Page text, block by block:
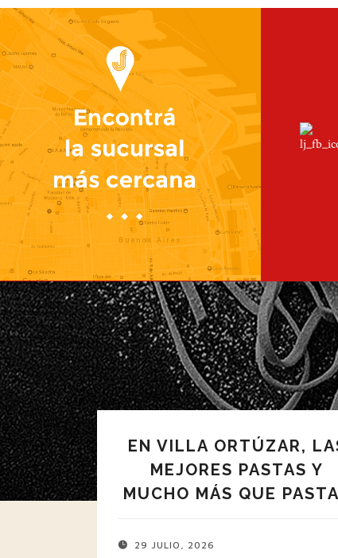
EN VILLA ORTÚZAR,
MEJORES PASTAS Y
MUCHO MÁS QUE
29 JULIO, 2026